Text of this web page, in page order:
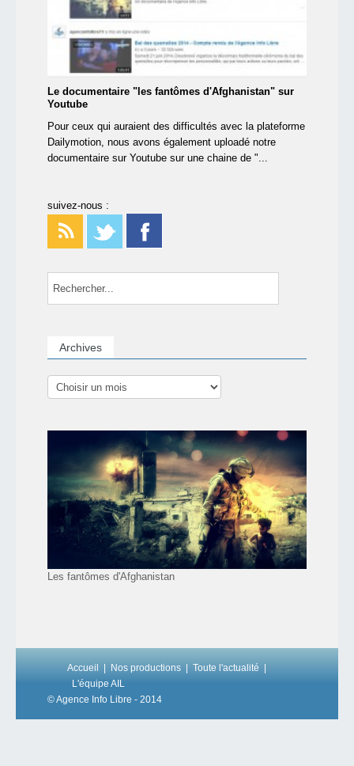
Le documentaire "les fantômes d'Afghanistan" sur
Youtube
Pour ceux qui auraient des difficultés avec la plateforme
Dailymotion, nous avons également uploadé notre
documentaire sur Youtube sur une chaine de "...
suivez-nous :
Archives
Les fantômes d'Afghanistan
Accueil Nos productions
Toute l'actualité
L'équipe AIL
© Agence Info Libre - 2014